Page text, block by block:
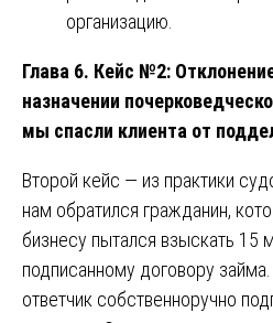
организацию.
Глава 6. Кейс №2:
назначении
мы спасли клиента от
Второй кейс — из практики
нам обратился гражданин,
бизнесу пытался взыскать 15
подписанному договору
ответчик собственноручно